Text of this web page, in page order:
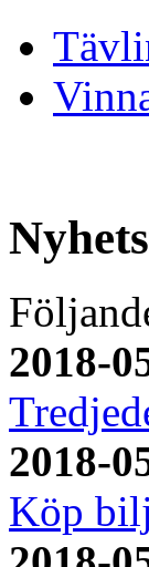
2018-
2018-
Köp